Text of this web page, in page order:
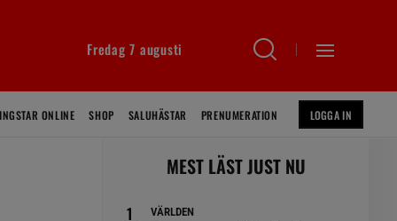
Fredag 7 augusti
ONLINE SHOP SALUHÄSTAR PRENUMERATION LOGGA IN
MEST LÄST JUST NU
VÄRLDEN